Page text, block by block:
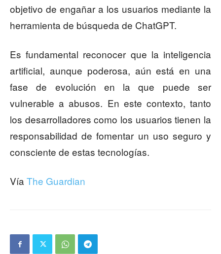
objetivo de engañar a los usuarios mediante la
herramienta de búsqueda de ChatGPT.
Es fundamental reconocer que la inteligencia
artificial, aunque poderosa, aún está en una
fase de evolución en la que puede ser
vulnerable a abusos. En este contexto, tanto
los desarrolladores como los usuarios tienen la
responsabilidad de fomentar un uso seguro y
consciente de estas tecnologías.
Vía The Guardian